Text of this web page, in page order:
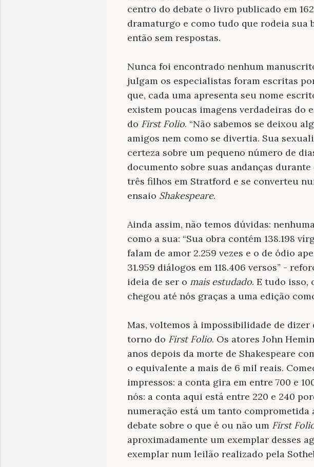
centro do debate o livro publicado em
dramaturgo e como tudo que rodeia sua
então sem respostas.
Nunca foi encontrado nenhum
julgam os especialistas foram escritas
que, cada uma apresenta seu nome
existem poucas imagens verdadeiras do
do First Folio. “Não sabemos se deixou
amigos nem como se divertia. Sua
certeza sobre um pequeno número de
documento sobre suas andanças
três filhos em Stratford e se converteu
ensaio Shakespeare.
Ainda assim, não temos dúvidas:
como a sua: “Sua obra contém 138.198
falam de amor 2.259 vezes e o de ódio
31.959 diálogos em 118.406 versos” -
ideia de ser o mais estudado. E tudo isso,
chegou até nós graças a uma edição
Mas, voltemos à impossibilidade de
torno do First Folio. Os atores John
anos depois da morte de Shakespeare
o equivalente a mais de 6 mil reais.
impressos: a conta gira em entre 700 e
nós: a conta aqui está entre 220 e 240
numeração está um tanto comprometida
debate sobre o que é ou não um First
aproximadamente um exemplar desses
exemplar num leilão realizado pela